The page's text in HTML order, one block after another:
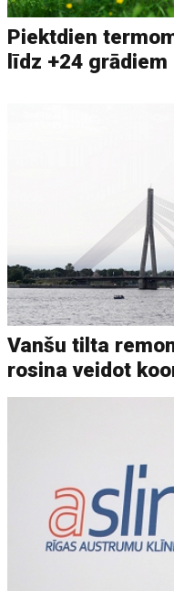
Piektdien
līdz +24 grādiem
Vanšu tilta
rosina veidot